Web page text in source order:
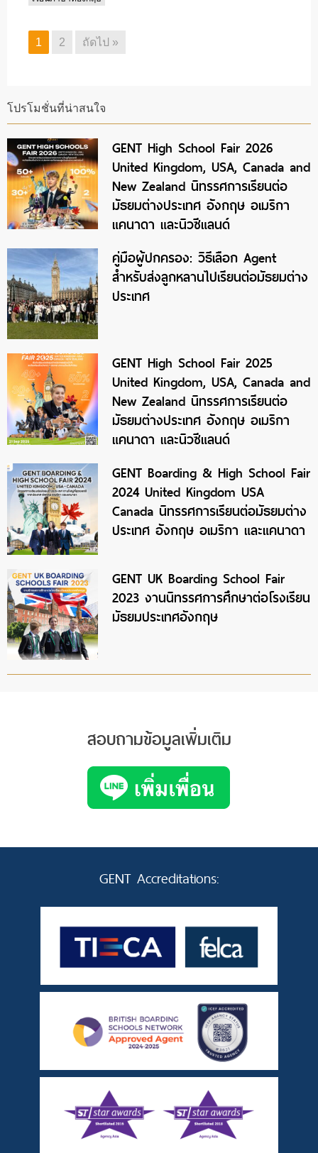
Page
1 Page
2 ถัดไป »
โปรโมชั่นที่น่าสนใจ
GENT High School Fair 2026
United Kingdom, USA, Canada and
New Zealand นิทรรศการเรียนต่อ
มัธยมต่างประเทศ อังกฤษ อเมริกา
แคนาดา และนิวซีแลนด์
คู่มือผู้ปกครอง: วิธีเลือก Agent
สำหรับส่งลูกหลานไปเรียนต่อมัธยมต่าง
ประเทศ
GENT High School Fair 2025
United Kingdom, USA, Canada and
New Zealand นิทรรศการเรียนต่อ
มัธยมต่างประเทศ อังกฤษ อเมริกา
แคนาดา และนิวซีแลนด์
GENT Boarding & High School Fair
2024 United Kingdom USA
Canada นิทรรศการเรียนต่อมัธยมต่าง
ประเทศ อังกฤษ อเมริกา และแคนาดา
GENT UK Boarding School Fair
2023 งานนิทรรศการศึกษาต่อโรงเรียน
มัธยมประเทศอังกฤษ
สอบถามข้อมูลเพิ่มเติม
GENT Accreditations: